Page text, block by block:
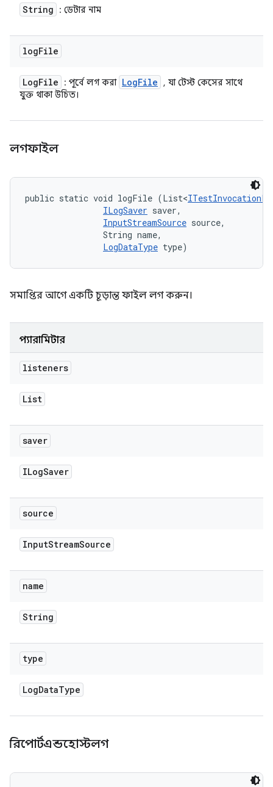
String : ডেটার নাম
logFile
LogFile : পূর্বে লগ করা LogFile
, যা টেস্ট কেসের সাথে
যুক্ত থাকা উচিত।
লগফাইল
public static void logFile (List<
ILogSaver saver,
InputStreamSource source,
                String name,
LogDataType type)
সমাপ্তির আগে একটি চূড়ান্ত ফাইল লগ করুন।
প্যারামিটার
listeners
List
saver
ILogSaver
source
InputStreamSource
name
String
type
LogDataType
রিপোর্টএন্ডহোস্টলগ